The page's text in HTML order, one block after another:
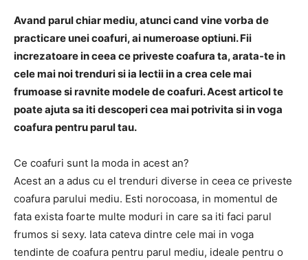
Avand parul chiar mediu, atunci cand vine vorba de
practicare unei coafuri, ai numeroase optiuni. Fii
increzatoare in ceea ce priveste coafura ta, arata-te in
cele mai noi trenduri si ia lectii in a crea cele mai
frumoase si ravnite modele de coafuri. Acest articol te
poate ajuta sa iti descoperi cea mai potrivita si in voga
coafura pentru parul tau.
Ce coafuri sunt la moda in acest an?
Acest an a adus cu el trenduri diverse in ceea ce priveste
coafura parului mediu. Esti norocoasa, in momentul de
fata exista foarte multe moduri in care sa iti faci parul
frumos si sexy. Iata cateva dintre cele mai in voga
tendinte de coafura pentru parul mediu, ideale pentru o